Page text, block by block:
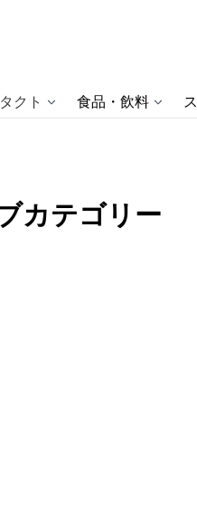
クト 食品・飲料
カテゴリー